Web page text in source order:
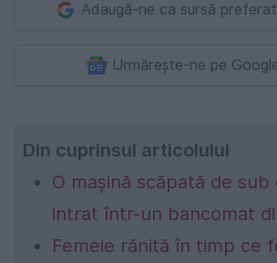
Adaugă-ne ca sursă
Urmărește-ne pe
Din cuprinsul articolului
O mașină scăpată de
intrat într-un bancomat
Femeie rănită în timp ce